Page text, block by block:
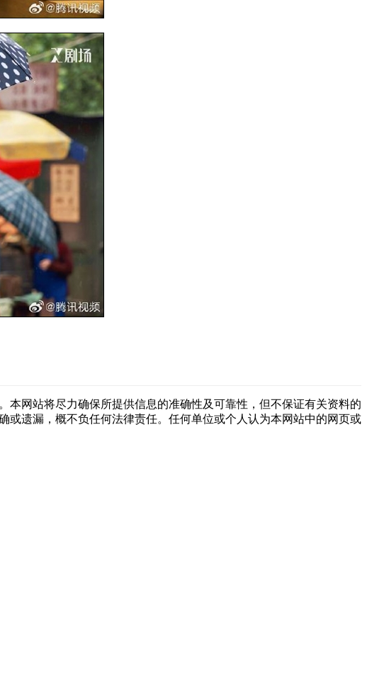
网站将尽力确保所提供信息的准确性及可靠性，但不保证有关资料的
遗漏，概不负任何法律责任。任何单位或个人认为本网站中的网页或